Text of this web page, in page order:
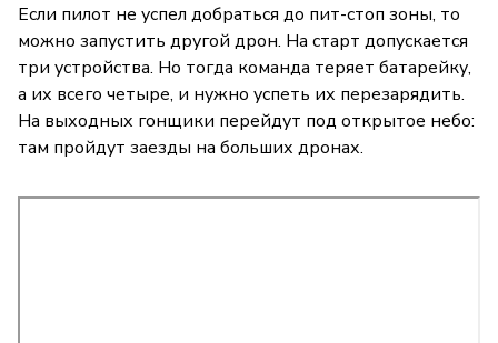
Если пилот не успел добраться до пит-стоп зоны, то
можно запустить другой дрон. На старт допускается
три устройства. Но тогда команда теряет батарейку,
а их всего четыре, и нужно успеть их перезарядить.
На выходных гонщики перейдут под открытое небо:
там пройдут заезды на больших дронах.